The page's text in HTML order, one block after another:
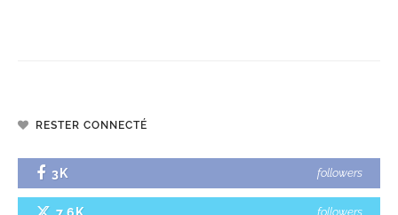
RESTER CONNECTÉ
3K followers
7.6K followers